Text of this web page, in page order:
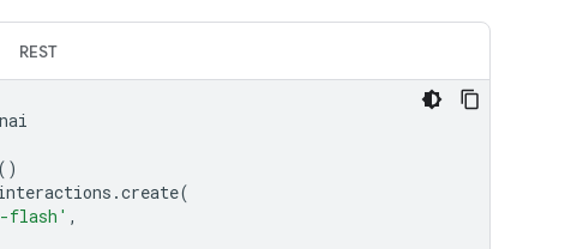
REST
()
.create(
flash' ,